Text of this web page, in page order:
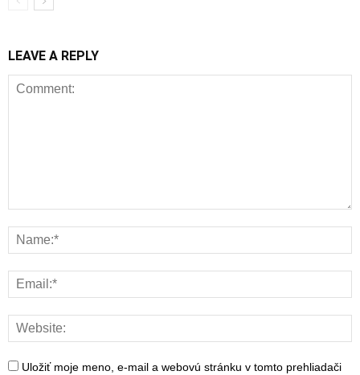
LEAVE A REPLY
Uložiť moje meno, e-mail a webovú stránku v tomto prehliadači